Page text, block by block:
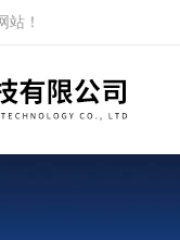
站！